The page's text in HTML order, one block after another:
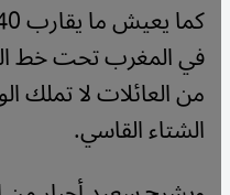
في المغرب تحت خط
من العائلات لا تملك
الشتاء القاسي.